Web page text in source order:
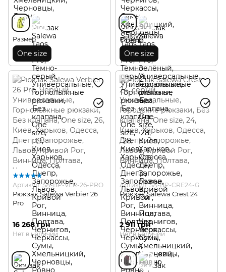
Размер
One size
Размер
One size
Артикул: SA-BP-VER-26-PRO
Рюкзак Salewa Verbier 26
Pro
16 268 грн
Нет в наличии
Артикул: SA-BP-CRE24-G
Рюкзак Salewa Crest 24
2 911 грн
Нет в наличии